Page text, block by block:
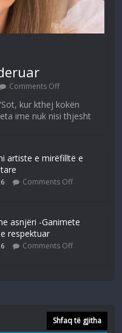
Comments Off
kur kthej kokën
ime nuk nisi thjesht
artiste e mirëfilltë e
Comments Off
asnjëri -Ganimete
respektuar
Comments Off
Shfaq të gjitha